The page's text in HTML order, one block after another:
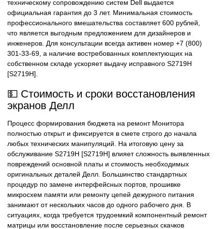
техническому сопровождению систем Dell выдается
официальная гарантия до 3 лет. Минимальная стоимость
профессионального вмешательства составляет 600 рублей,
что является выгодным предложением для дизайнеров и
инженеров. Для консультации всегда активен номер +7 (800)
301-33-69, а наличие востребованных комплектующих на
собственном складе ускоряет выдачу исправного S2719H
[S2719H].
💵 Стоимость и сроки восстановления
экранов Делл
Процесс формирования бюджета на ремонт Монитора
полностью открыт и фиксируется в смете строго до начала
любых технических манипуляций. На итоговую цену за
обслуживание S2719H [S2719H] влияет сложность выявленных
повреждений основной платы и стоимость необходимых
оригинальных деталей Делл. Большинство стандартных
процедур по замене интерфейсных портов, прошивке
микросхем памяти или ремонту цепей дежурного питания
занимают от нескольких часов до одного рабочего дня. В
ситуациях, когда требуется трудоемкий компонентный ремонт
матрицы или восстановление после серьезных скачков